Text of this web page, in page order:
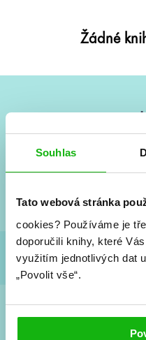
Souhlas
Tato webová stránka
cookies? Používáme je
doporučili knihy, které
využitím jednotlivých dat
„Povolit vše“.
Žádné
Vše kolem
a seriálové
Souhlasím s